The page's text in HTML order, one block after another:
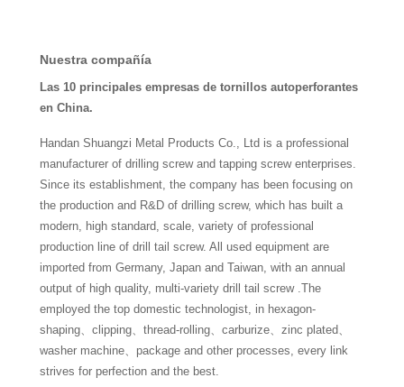
Nuestra compañía
Las 10 principales empresas de tornillos autoperforantes
en China.
Handan Shuangzi Metal Products Co., Ltd is a professional
manufacturer of drilling screw and tapping screw enterprises.
Since its establishment, the company has been focusing on
the production and R&D of drilling screw, which has built a
modern, high standard, scale, variety of professional
production line of drill tail screw. All used equipment are
imported from Germany, Japan and Taiwan, with an annual
output of high quality, multi-variety drill tail screw .The
employed the top domestic technologist, in hexagon-
shaping、clipping、thread-rolling、carburize、zinc plated、
washer machine、package and other processes, every link
strives for perfection and the best.